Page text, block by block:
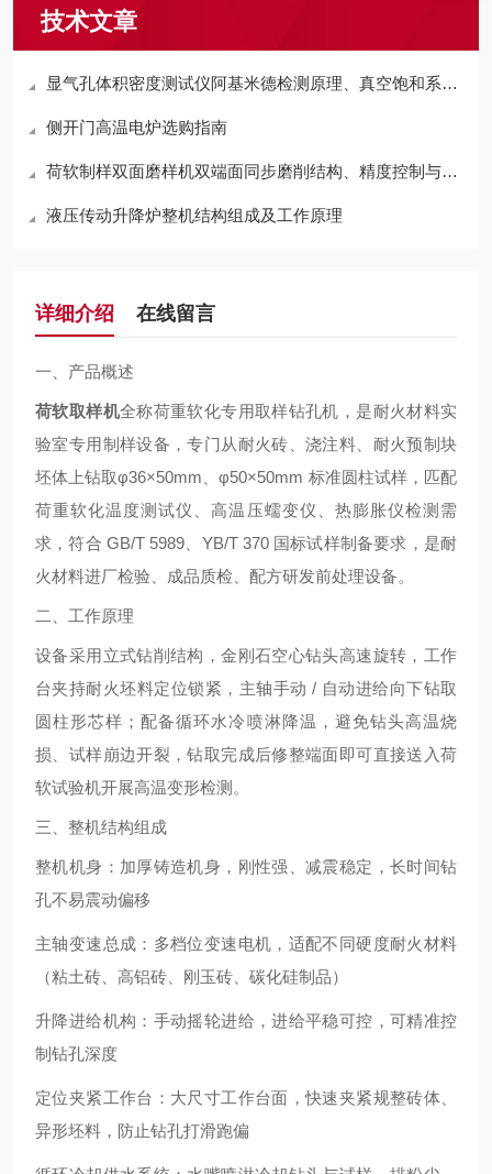
技术文章
显气孔体积密度测试仪阿基米德检测原理、真空饱和系统与耐火材料检测实操技术说明
侧开门高温电炉选购指南
荷软制样双面磨样机双端面同步磨削结构、精度控制与耐火材料试样加工工艺分析
液压传动升降炉整机结构组成及工作原理
详细介绍 在线留言
一、产品概述
荷软取样机全称荷重软化专用取样钻孔机 ，是耐火材料实
验室专用制样设备，专门从耐火砖、浇注料、耐火预制块
坯体上钻取φ36×50mm、φ50×50mm 标准圆柱试样，匹配
荷重软化温度测试仪、高温压蠕变仪、热膨胀仪检测需
求，符合 GB/T 5989、YB/T 370 国标试样制备要求，是耐
火材料进厂检验、成品质检、配方研发前处理设备。
二、工作原理
设备采用立式钻削结构，金刚石空心钻头高速旋转，工作
台夹持耐火坯料定位锁紧，主轴手动 / 自动进给向下钻取
圆柱形芯样；配备循环水冷喷淋降温，避免钻头高温烧
损、试样崩边开裂，钻取完成后修整端面即可直接送入荷
软试验机开展高温变形检测。
三、整机结构组成
整机机身 ：加厚铸造机身，刚性强、减震稳定，长时间钻
孔不易震动偏移
主轴变速总成 ：多档位变速电机，适配不同硬度耐火材料
（粘土砖、高铝砖、刚玉砖、碳化硅制品）
升降进给机构 ：手动摇轮进给，进给平稳可控，可精准控
制钻孔深度
定位夹紧工作台 ：大尺寸工作台面，快速夹紧规整砖体、
异形坯料，防止钻孔打滑跑偏